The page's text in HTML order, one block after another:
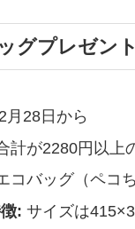
グプレゼント
月28日から
計が2280円以上
コバッグ（ペコ
: サイズは